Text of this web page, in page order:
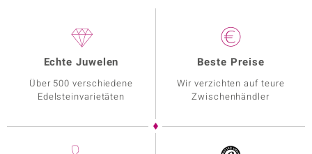
Echte Juwelen
Über 500 verschiedene
Edelsteinvarietäten
Beste Preise
Wir verzichten auf teure
Zwischenhändler